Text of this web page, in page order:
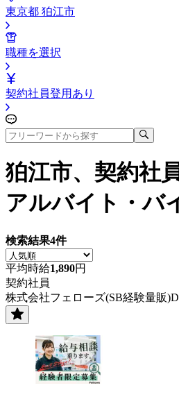
東京都 狛江市
職種を選択
契約社員登用あり
狛江市、契約社
アルバイト・バ
検索結果4件
平均時給1,890円
契約社員
株式会社フェローズ(SB経験量販